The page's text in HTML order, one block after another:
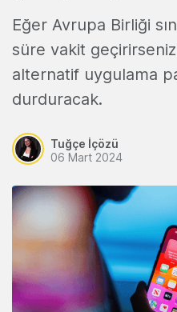
Eğer Avrupa Birliği
süre vakit
alternatif uygulama
durduracak.
Tuğçe İçözü
06 Mart 2024